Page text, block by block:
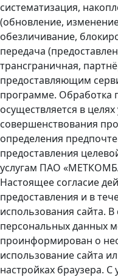
систематизация,
(обновление,
обезличивание,
передача
трансграничная,
предоставляющим
программе. Обработка
осуществляется в
совершенствования
определения
предоставления
услугам ПАО
Настоящее согласие
предоставления и в
использования сайта. В
персональных данных
проинформирован о
использование сайта
настройках браузера.